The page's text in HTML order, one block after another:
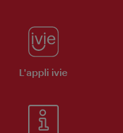
L'appli ivie